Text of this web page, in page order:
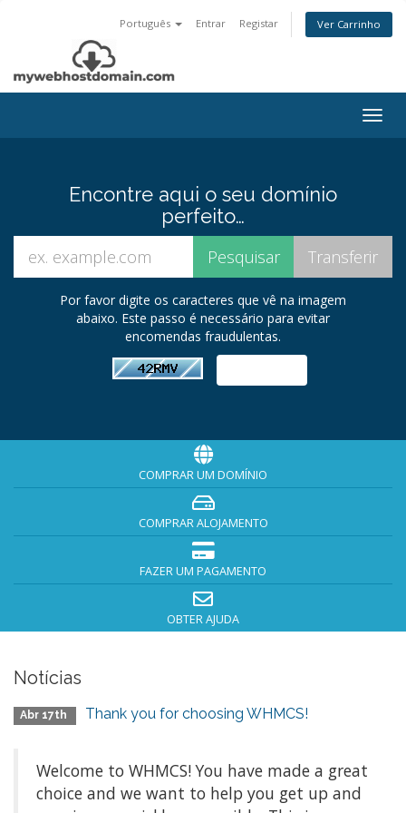
Português Entrar Registar Ver Carrinho
Encontre aqui o seu domínio
perfeito…
Por favor digite os caracteres que vê na imagem
abaixo. Este passo é necessário para evitar
encomendas fraudulentas.
COMPRAR UM DOMÍNIO
COMPRAR ALOJAMENTO
FAZER UM PAGAMENTO
OBTER AJUDA
Notícias
Abr 17th Thank you for choosing WHMCS!
Welcome to WHMCS! You have made a great
choice and we want to help you get up and